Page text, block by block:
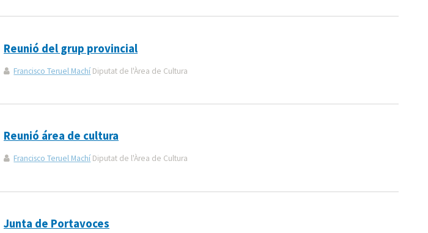
Reunió del grup provincial
Francisco Teruel Machí Diputat de l'Àrea de Cultura
Reunió área de cultura
Francisco Teruel Machí Diputat de l'Àrea de Cultura
Junta de Portavoces